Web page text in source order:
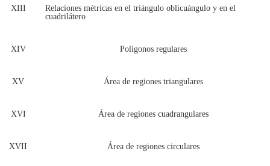
XIII
Relaciones métricas en el triángulo oblicuángulo y en el
cuadrilátero
XIV Polígonos regulares
XV Área de regiones triangulares
XVI Área de regiones cuadrangulares
XVII Área de regiones circulares